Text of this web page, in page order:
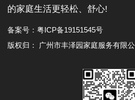
的家庭生活更轻松、舒心!
备案号： 粤ICP备19151545号
版权归： 广州市丰泽园家庭服务有限